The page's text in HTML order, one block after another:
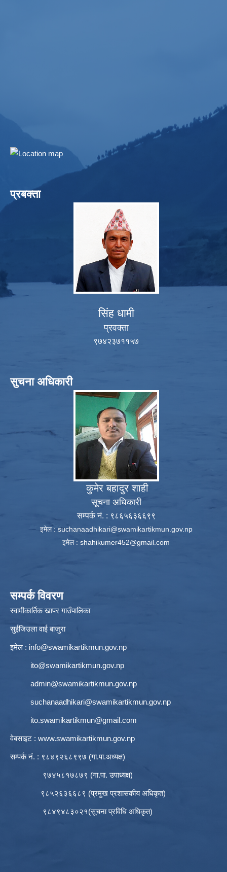
प्रबक्ता
सिंह धामी
प्रवक्ता
९७४२३७११५७
सुचना अधिकारी
कुमेर बहादुर शाही
सूचना अधिकारी
सम्पर्क नं. : ९८६५६३६६९९
इमेल : suchanaadhikari@swamikartikmun.gov.np
इमेल : shahikumer452@gmail.com
सम्पर्क विवरण
स्वामीकार्तिक खापर गाउँपालिका
सुईजिउला वाई बाजुरा
इमेल : info@swamikartikmun.gov.np
ito@swamikartikmun.gov.np
admin@swamikartikmun.gov.np
suchanaadhikari@swamikartikmun.gov.np
ito.swamikartikmun@gmail.com
वेबसाइट : www.swamikartikmun.gov.np
सम्पर्क नं. : ९८४९२६८९९७ (गा.पा.अध्यक्ष)
९७४५८१७८७९ (गा.पा. उपाध्यक्ष)
९८५२६३६६८९ (प्रमुख प्रशासकीय अधिकृत)
९८४९४८३०२१(सूचना प्रविधि अधिकृत)